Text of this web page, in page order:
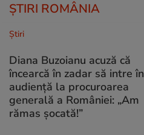
ȘTIRI ROMÂNIA
Ştiri
Diana Buzoianu acuză că
încearcă în zadar să intre în
audiență la procuroarea
generală a României: „Am
rămas șocată!”